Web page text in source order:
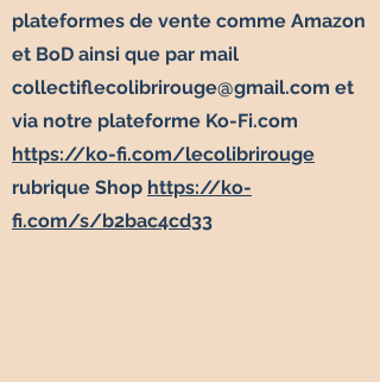
plateformes de vente comme Amazon
et BoD ainsi que par mail
collectiflecolibrirouge@gmail.com et
via notre plateforme Ko-Fi.com
https://ko-fi.com/lecolibrirouge
rubrique Shop https://ko-
fi.com/s/b2bac4cd33